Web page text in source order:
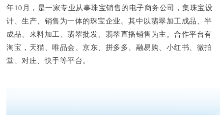
年10月，是一家专业从事珠宝销售的电子商务公司，集珠宝设
计、生产、销售为一体的珠宝企业。其中以翡翠加工成品、半
成品、来料加工、翡翠批发、翡翠直播销售为主。合作平台有
淘宝，天猫、唯品会、京东、拼多多、融易购、小红书、微拍
堂、对庄、快手等平台。